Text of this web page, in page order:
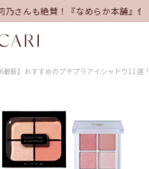
さんも絶賛！『なめらか本舗』保
最新】おすすめのプチプラアイシャドウ11